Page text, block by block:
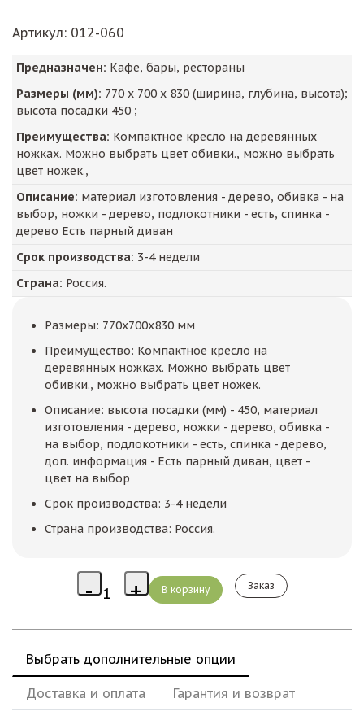
Артикул: 012-060
Предназначен: Кафе, бары, рестораны
Размеры (мм): 770 х 700 х 830 (ширина, глубина, высота);
высота посадки 450 ;
Преимущества: Компактное кресло на деревянных
ножках. Можно выбрать цвет обивки., можно выбрать
цвет ножек.,
Описание: материал изготовления - дерево, обивка - на
выбор, ножки - дерево, подлокотники - есть, спинка -
дерево Есть парный диван
Срок производства: 3-4 недели
Страна: Россия.
Размеры: 770x700x830 мм
Преимущество: Компактное кресло на
деревянных ножках. Можно выбрать цвет
обивки., можно выбрать цвет ножек.
Описание: высота посадки (мм) - 450, материал
изготовления - дерево, ножки - дерево, обивка -
на выбор, подлокотники - есть, спинка - дерево,
доп. информация - Есть парный диван, цвет -
цвет на выбор
Срок производства: 3-4 недели
Страна производства: Россия.
Заказ
Выбрать дополнительные опции
Доставка и оплата Гарантия и возврат